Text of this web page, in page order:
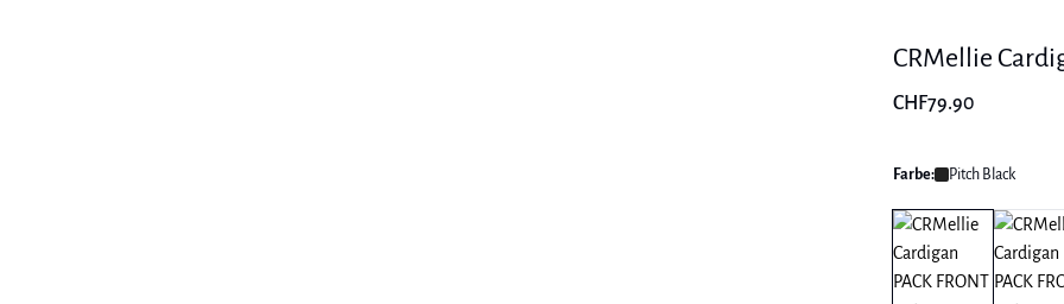
CRMellie
CHF79.90
Farbe: Pitch Black